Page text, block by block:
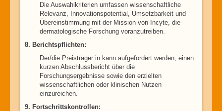
Die Auswahlkriterien umfassen wissenschaftliche
Relevanz, Innovationspotential, Umsetzbarkeit und
Übereinstimmung mit der Mission von Incyte, die
dermatologische Forschung voranzutreiben.
8. Berichtspflichten:
Der/die Preisträger:in kann aufgefordert werden, einen
kurzen Abschlussbericht über die
Forschungsergebnisse sowie den erzielten
wissenschaftlichen oder klinischen Nutzen
einzureichen.
9. Fortschrittskontrollen: